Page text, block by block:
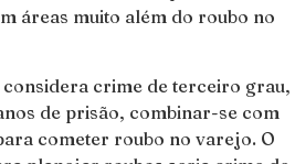
áreas muito além do roubo no
crime de terceiro grau,
de prisão, combinar-se com
cometer roubo no varejo. O